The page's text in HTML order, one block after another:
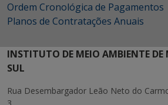
Ordem Cronológica de Pagamentos
Planos de Contratações Anuais
INSTITUTO DE MEIO AMBIENTE DE
SUL
Rua Desembargador Leão Neto do